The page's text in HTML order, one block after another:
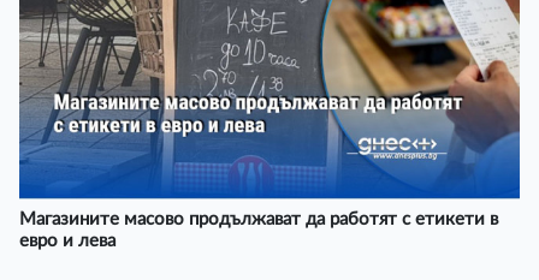
Магазините масово продължават да работят с етикети в
евро и лева